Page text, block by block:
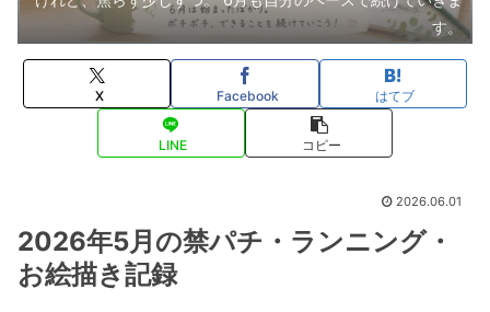
す。
X Facebook はてブ
LINE コピー
2026.06.01
2026年5月の禁パチ・ランニング・
お絵描き記録